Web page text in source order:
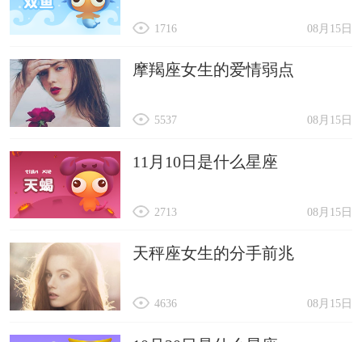
08月15日
1716
摩羯座女生的爱情弱点
08月15日
5537
11月10日是什么星座
08月15日
2713
天秤座女生的分手前兆
08月15日
4636